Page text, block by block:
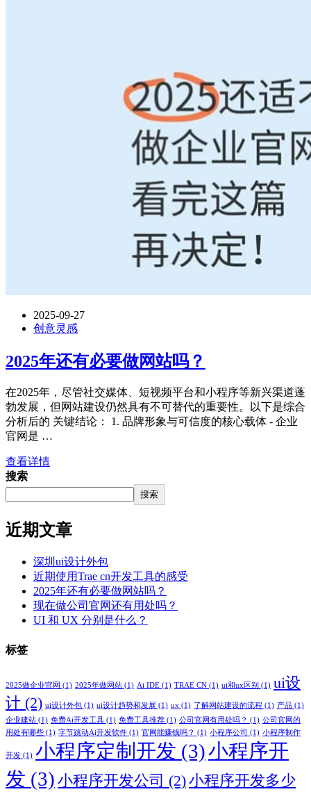
2025-09-27
创意灵感
2025年还有必要做网站吗？
在2025年，尽管社交媒体、短视频平台和小程序等新兴渠道蓬
勃发展，但网站建设仍然具有不可替代的重要性。以下是综合
分析后的 关键结论： 1. 品牌形象与可信度的核心载体 - 企业
官网是 …
查看详情
搜索
搜索
近期文章
深圳ui设计外包
近期使用Trae cn开发工具的感受
2025年还有必要做网站吗？
现在做公司官网还有用处吗？
UI 和 UX 分别是什么？
标签
2025做企业官网 (1) 2025年做网站 (1) Ai IDE (1) TRAE CN (1) ui和ux区别 (1) ui设
计 (2) ui设计外包 (1) ui设计趋势和发展 (1) ux (1) 了解网站建设的流程 (1) 产品 (1)
企业建站 (1) 免费Ai开发工具 (1) 免费工具推荐 (1) 公司官网有用处吗？ (1) 公司官网的
用处有哪些 (1) 字节跳动Ai开发软件 (1) 官网能赚钱吗？ (1) 小程序公司 (1) 小程序制作
开发 (1) 小程序定制开发 (3)小程序开
发 (3) 小程序开发公司 (2)小程序开发多少